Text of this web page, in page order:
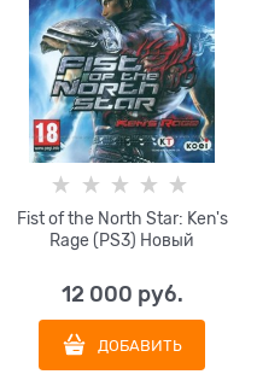
Fist of the North Star: Ken's
Rage (PS3) Новый
12 000 руб.
ДОБАВИТЬ